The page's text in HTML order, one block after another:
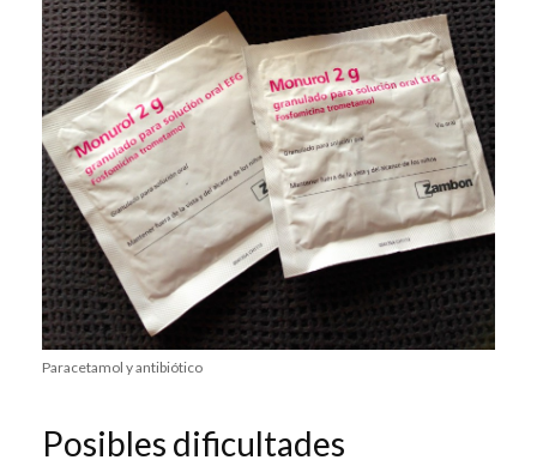
Paracetamol y antibiótico
Posibles dificultades